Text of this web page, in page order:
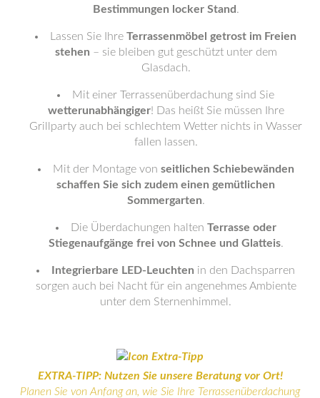
Bestimmungen locker Stand .
Lassen Sie Ihre Terrassenmöbel getrost im Freien
stehen – sie bleiben gut geschützt unter dem
Glasdach.
Mit einer Terrassenüberdachung sind Sie
wetterunabhängiger! Das heißt Sie müssen Ihre
Grillparty auch bei schlechtem Wetter nichts in Wasser
fallen lassen.
Mit der Montage von seitlichen Schiebewänden
schaffen Sie sich zudem einen gemütlichen
Sommergarten.
Die Überdachungen halten Terrasse oder
Stiegenaufgänge frei von Schnee und Glatteis.
Integrierbare LED-Leuchten in den Dachsparren
sorgen auch bei Nacht für ein angenehmes Ambiente
unter dem Sternenhimmel.
EXTRA-TIPP:Nutzen Sie unsere Beratung vor Ort!
Planen Sie von Anfang an, wie Sie Ihre Terrassenüberdachung